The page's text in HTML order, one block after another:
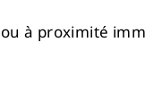
à proximité